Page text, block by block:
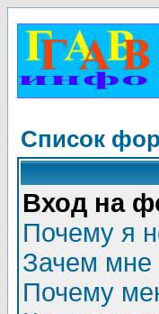
Список
Вход на
Почему я
Зачем мне
Почему